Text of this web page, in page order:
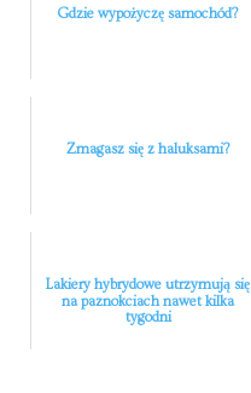
Gdzie wypożyczę samochód?
Zmagasz się z haluksami?
Lakiery hybrydowe utrzymują się
na paznokciach nawet kilka
tygodni